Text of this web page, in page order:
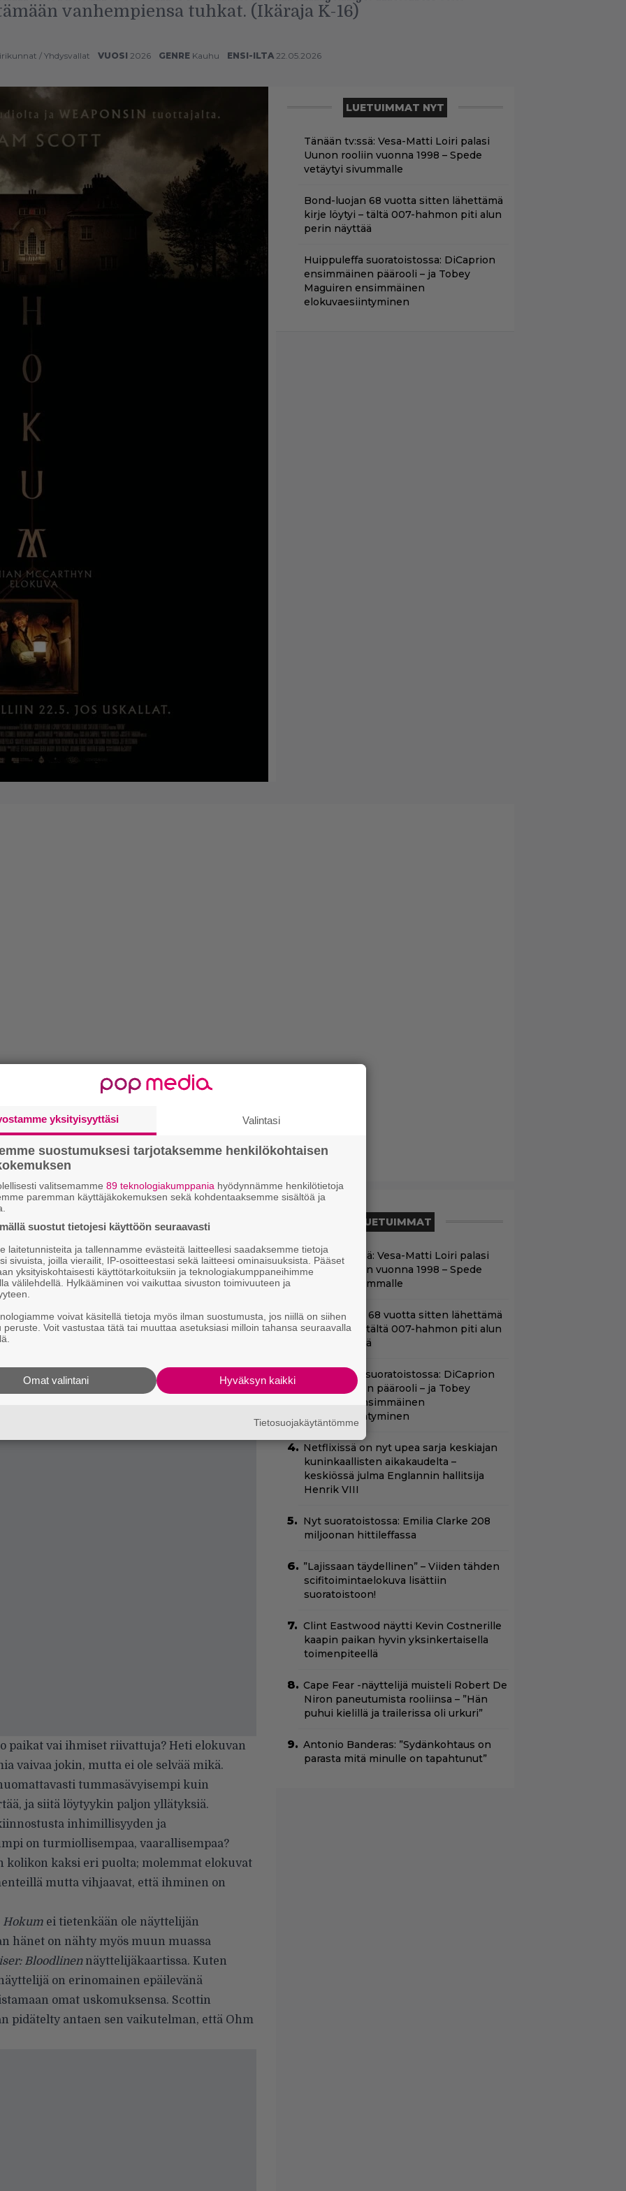
vanhempiensa tuhkat. (Ikäraja K-16)
/ Yhdysvallat VUOSI 2026 GENRE Kauhu ENSI-ILTA22.05.2026
LUETUIMMAT NYT
Tänään tv:ssä: Vesa-Matti Loiri palasi
Uunon rooliin vuonna 1998 – Spede
vetäytyi sivummalle
Bond-luojan 68 vuotta sitten lähettämä
kirje löytyi – tältä 007-hahmon piti alun
perin näyttää
Huippuleffa suoratoistossa: DiCaprion
ensimmäinen päärooli – ja Tobey
Maguiren ensimmäinen
elokuvaesiintyminen
vuoden 2020
Caveat
on todistaa, olikoOdditypelkkä sattuma.
Scott) matkustaa Irlantiin levittämään
jossa hänen vanhempansa
saattaakin olla kummitusten vallassa.
nojaa enemmän tunnelmaan kuin
sitäkin, mutta vaikka Hokum on
elokuva, se on silti simppelin tehokas.
vaan uskaltaa jopa nojata ja panostaa
paikat vai ihmiset riivattuja? Heti elokuvan
vaivaa jokin, mutta ei ole selvää mikä.
tummasävyisempi kuin
ja siitä löytyykin paljon yllätyksiä.
inhimillisyyden ja
on turmiollisempaa, vaarallisempaa?
kolikon kaksi eri puolta; molemmat elokuvat
mutta vihjaavat, että ihminen on
Hokum ei tietenkään ole näyttelijän
hänet on nähty myös muun muassa
Bloodlinennäyttelijäkaartissa. Kuten
on erinomainen epäilevänä
omat uskomuksensa. Scottin
pidätelty antaen sen vaikutelman, että Ohm
LUETUIMMAT
Tänään tv:ssä: Vesa-Matti Loiri palasi
Uunon rooliin vuonna 1998 – Spede
vetäytyi sivummalle
Bond-luojan 68 vuotta sitten lähettämä
kirje löytyi – tältä 007-hahmon piti alun
perin näyttää
Huippuleffa suoratoistossa: DiCaprion
ensimmäinen päärooli – ja Tobey
Maguiren ensimmäinen
elokuvaesiintyminen
Netflixissä on nyt upea sarja keskiajan
kuninkaallisten aikakaudelta –
keskiössä julma Englannin hallitsija
Henrik VIII
Nyt suoratoistossa: Emilia Clarke 208
miljoonan hittileffassa
”Lajissaan täydellinen” – Viiden tähden
scifitoimintaelokuva lisättiin
suoratoistoon!
Clint Eastwood näytti Kevin Costnerille
kaapin paikan hyvin yksinkertaisella
toimenpiteellä
Cape Fear -näyttelijä muisteli Robert De
Niron paneutumista rooliinsa – ”Hän
puhui kielillä ja trailerissa oli urkuri”
Antonio Banderas: ”Sydänkohtaus on
parasta mitä minulle on tapahtunut”
yksityisyyttäsi Valintasi
suostumuksesi tarjotaksemme henkilökohtaisen
valitsemamme 89 teknologiakumppania hyödynnämme henkilötietoja
paremman käyttäjäkokemuksen sekä kohdentaaksemme sisältöä ja
suostut tietojesi käyttöön seuraavasti
laitetunnisteita ja tallennamme evästeitä laitteellesi saadaksemme tietoja
sivuista, joilla vierailit, IP-osoitteestasi sekä laitteesi ominaisuuksista. Pääset
yksityiskohtaisesti käyttötarkoituksiin ja teknologiakumppaneihimme
välilehdellä. Hylkääminen voi vaikuttaa sivuston toimivuuteen ja
voivat käsitellä tietoja myös ilman suostumusta, jos niillä on siihen
peruste. Voit vastustaa tätä tai muuttaa asetuksiasi milloin tahansa seuraavalla
Hyväksyn kaikki
Omat valintani
Tietosuojakäytäntömme